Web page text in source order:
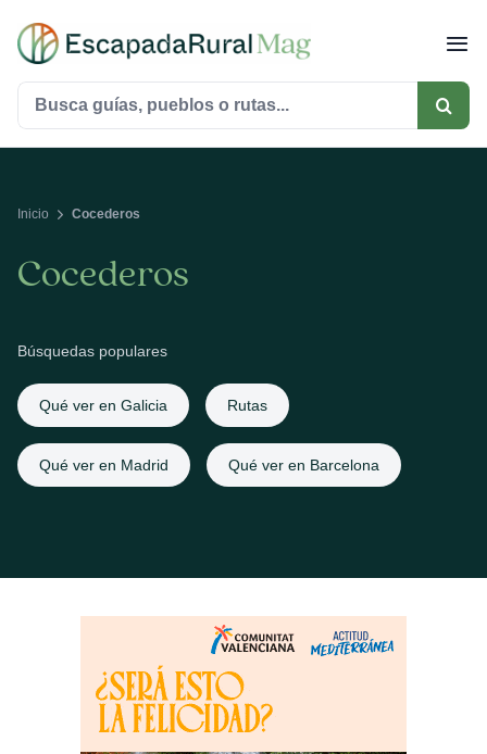
contenido
Buscar:
Inicio Cocederos
Cocederos
Búsquedas populares
Qué ver en Galicia Rutas
Qué ver en Madrid Qué ver en Barcelona